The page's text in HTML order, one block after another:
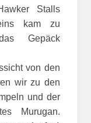
Stalls
kam zu
Gepäck
von den
wir zu den
und der
Murugan.